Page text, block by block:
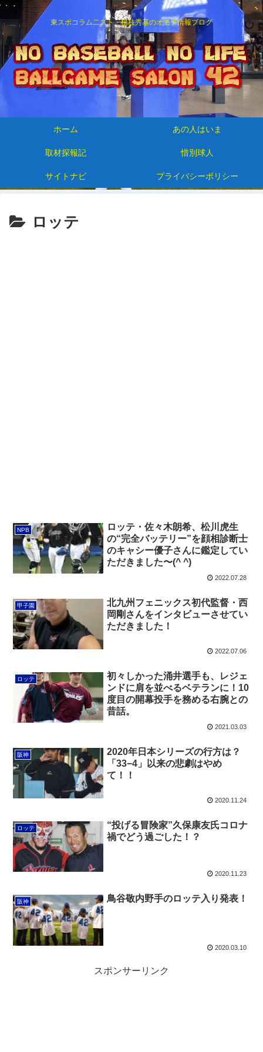
東スポコラム二スト・楊枝秀基のオモテ情報ブログ
ホーム あの人はいま
取材探報記 惜別球人
サイトナビ プライバシーポリシー
ロッテ
NPB
ロッテ・佐々木朗希、松川虎生
の“完全バッテリー”を顔相診断士
のキャシー優子さんに鑑定してい
ただきました〜(^ ^)
2022.07.28
甲子園
北九州フェニックス初代監督・西
岡剛さんをインタビューさせてい
ただきました！
2022.07.06
ロッテ
初々しかった涌井選手も、レジェ
ンドに肩を並べるベテランに！10
度目の開幕投手を務める右腕との
昔話。
2021.03.03
阪神
2020年日本シリーズの行方は？
「33−4」以来の悲劇はやめ
て！！
2020.11.24
ロッテ
“投げる冒険家”久保康友氏コロナ
禍でどう過ごした！？
2020.11.23
阪神 鳥谷敬内野手のロッテ入り発表！
2020.03.10
スポンサーリンク